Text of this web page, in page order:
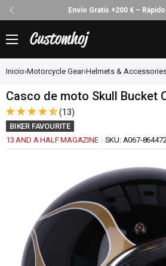
Envío Gratis +200 € –
directamente
al
contenido
Customhoj
Inicio›Motorcycle Gear›Helmets &
Casco de moto Skull Bucket
(13)
BIKER FAVOURITE
13 AND A HALF MAGAZINE
SKU: A067-864472